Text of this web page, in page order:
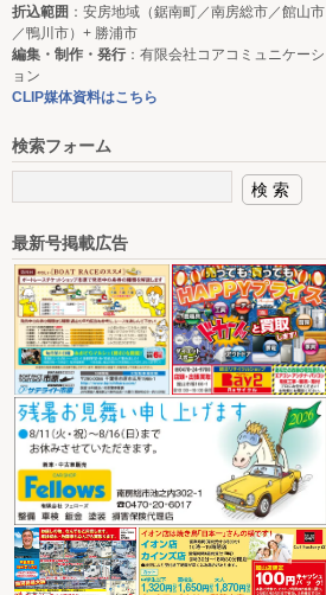
折込範囲 ：安房地域（鋸南町／南房総市／館山市
／鴨川市）+ 勝浦市
編集・制作・発行：有限会社コアコミュニケーシ
ョン
CLIP媒体資料はこちら
検索フォーム
最新号掲載広告